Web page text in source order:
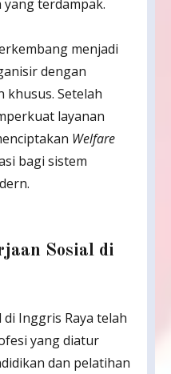
terdampak.
menjadi
dengan
khusus. Setelah
layanan
Welfare
bagi sistem
Sosial di
Inggris Raya telah
yang diatur
dan pelatihan